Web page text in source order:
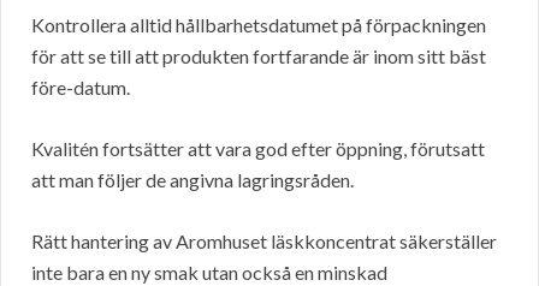
Kontrollera alltid hållbarhetsdatumet på förpackningen
för att se till att produkten fortfarande är inom sitt bäst
före-datum.
Kvalitén fortsätter att vara god efter öppning, förutsatt
att man följer de angivna lagringsråden.
Rätt hantering av Aromhuset läskkoncentrat säkerställer
inte bara en ny smak utan också en minskad